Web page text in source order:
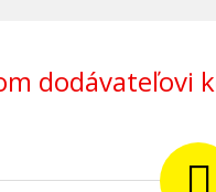
dodávateľovi